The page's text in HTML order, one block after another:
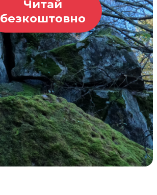
Читай
безкоштовно